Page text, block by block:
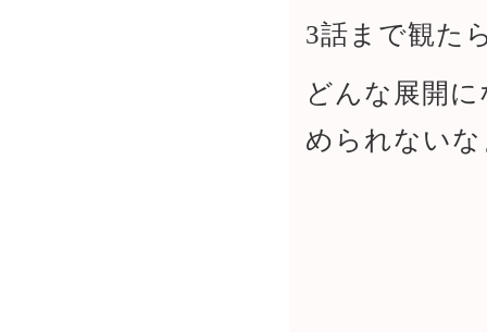
3話まで観た
どんな展開
められない